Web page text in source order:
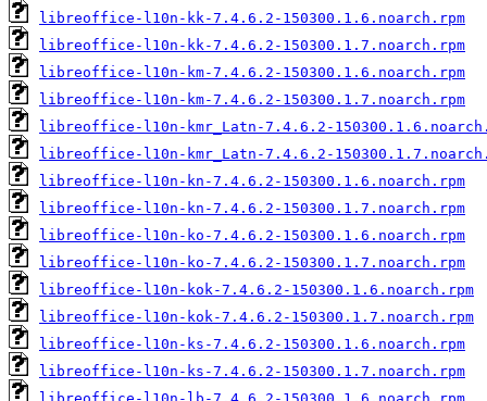
libreoffice-l10n-kk-7.4.6.2-150300.1.6.noarch.rpm
libreoffice-l10n-kk-7.4.6.2-150300.1.7.noarch.rpm
libreoffice-l10n-km-7.4.6.2-150300.1.6.noarch.rpm
libreoffice-l10n-km-7.4.6.2-150300.1.7.noarch.rpm
libreoffice-l10n-kmr_Latn-7.4.6.2-
libreoffice-l10n-kmr_Latn-7.4.6.2-
libreoffice-l10n-kn-7.4.6.2-150300.1.6.noarch.rpm
libreoffice-l10n-kn-7.4.6.2-150300.1.7.noarch.rpm
libreoffice-l10n-ko-7.4.6.2-150300.1.6.noarch.rpm
libreoffice-l10n-ko-7.4.6.2-150300.1.7.noarch.rpm
libreoffice-l10n-kok-7.4.6.2-150300.1.6.noarch.rpm
libreoffice-l10n-kok-7.4.6.2-150300.1.7.noarch.rpm
libreoffice-l10n-ks-7.4.6.2-150300.1.6.noarch.rpm
libreoffice-l10n-ks-7.4.6.2-150300.1.7.noarch.rpm